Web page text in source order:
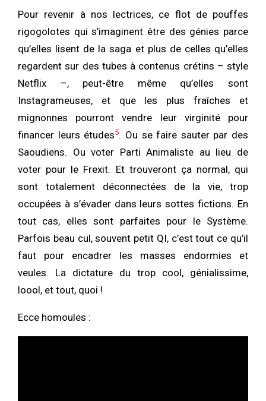
Pour revenir à nos lectrices, ce flot de pouffes
rigogolotes qui s’imaginent être des génies parce
qu’elles lisent de la saga et plus de celles qu’elles
regardent sur des tubes à contenus crétins – style
Netflix –, peut-être même qu’elles sont
Instagrameuses, et que les plus fraîches et
mignonnes pourront vendre leur virginité pour
financer leurs études5. Ou se faire sauter par des
Saoudiens. Ou voter Parti Animaliste au lieu de
voter pour le Frexit. Et trouveront ça normal, qui
sont totalement déconnectées de la vie, trop
occupées à s’évader dans leurs sottes fictions. En
tout cas, elles sont parfaites pour le Système.
Parfois beau cul, souvent petit QI, c’est tout ce qu’il
faut pour encadrer les masses endormies et
veules. La dictature du trop cool, génialissime,
loool, et tout, quoi !
Ecce homoules :